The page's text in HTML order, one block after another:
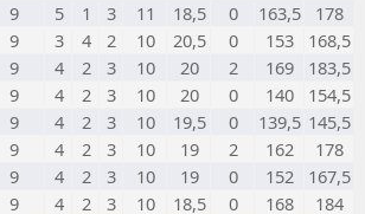
9 5 1 3 11 18,5 0 163,5
178
9 3 4 2 10 20,5 0 153
168,5
9 4 2 3 10 20 2 169
183,5
9 4 2 3 10 20 0 140
154,5
9 4 2 3 10 19,5 0 139,5 145,5
9 4 2 3 10 19 2 162
178
9 4 2 3 10 19 0 152
167,5
9 4 2 3 10 18,5 0 168
184